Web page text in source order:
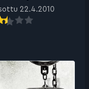
22.4.2010